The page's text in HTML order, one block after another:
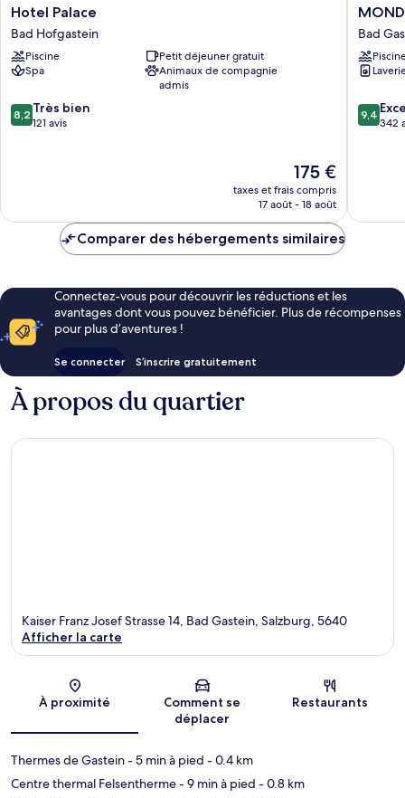
Hotel
Palace
Bad
Hofgastein
Hotel Palace
Bad Hofgastein
Piscine
Petit déjeuner gratuit
Spa
Animaux de compagnie
admis
8.2
sur
8,2 Très bien
121 avis
Le
nouveau
prix
de
175 €
taxes et frais compris
17 août - 18 août
MONDI
Hotel
Bellevue
Gastein
Bad
Bad
9.4
sur
9,4
342
Comparer des hébergements similaires
Connectez-vous pour découvrir les réductions et les
avantages dont vous pouvez bénéficier. Plus de récompenses
pour plus d’aventures !
Se connecter S’inscrire gratuitement
À propos du quartier
Carte
Kaiser Franz Josef Strasse 14, Bad Gastein, Salzburg, 5640
Afficher la carte
À proximité
Comment se
déplacer
Restaurants
Thermes de Gastein- 5 min à pied - 0.4 km
Centre thermal Felsentherme- 9 min à pied - 0.8 km